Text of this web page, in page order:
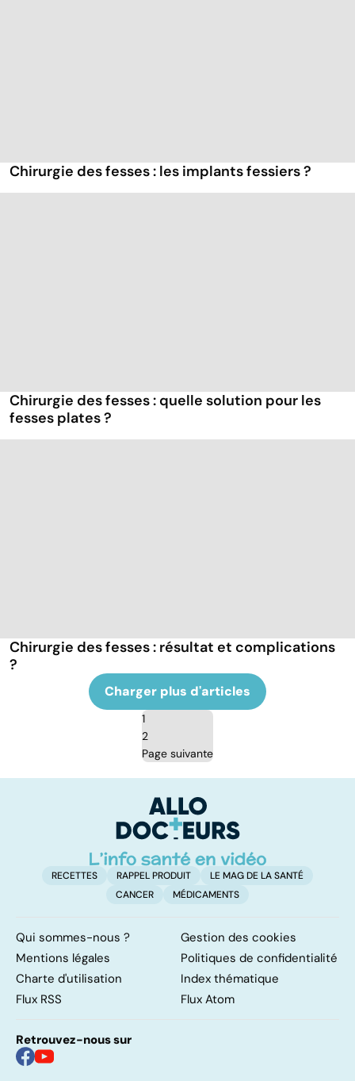
Chirurgie des fesses : les implants fessiers ?
Chirurgie des fesses : quelle solution pour les
fesses plates ?
Chirurgie des fesses : résultat et complications
?
Charger plus d'articles
1
2
Page suivante
RECETTES RAPPEL PRODUIT
LE MAG DE LA SANTÉ
CANCER
MÉDICAMENTS
Qui sommes-nous ?
Gestion des cookies
Mentions légales
Politiques de confidentialité
Charte d'utilisation
Index thématique
Flux RSS
Flux Atom
Retrouvez-nous sur